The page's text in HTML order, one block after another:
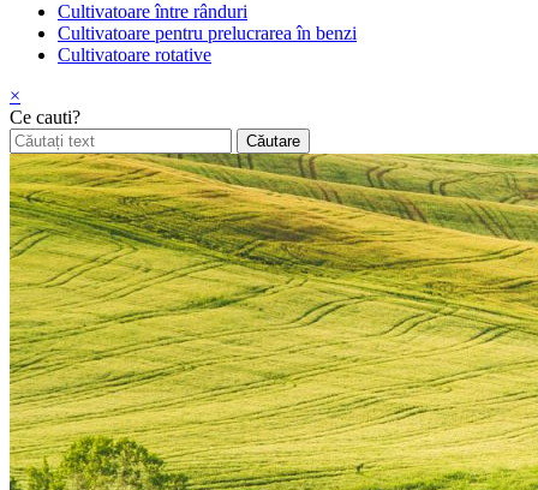
Cultivatoare între rânduri
Cultivatoare pentru prelucrarea în benzi
Cultivatoare rotative
×
Ce cauti?